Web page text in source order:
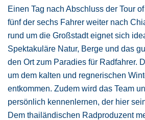
Einen Tag nach Abschluss der Tour
fünf der sechs Fahrer weiter nach
rund um die Großstadt eignet sich
Spektakuläre Natur, Berge und das
den Ort zum Paradies für Radfahrer.
um dem kalten und regnerischen
entkommen. Zudem wird das Team
persönlich kennenlernen, der hier
Dem thailändischen Radproduzent